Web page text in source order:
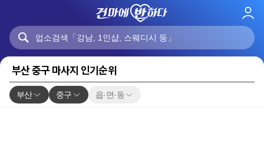
로
부산 중구 마사지 인기순위
부산 중구 읍·면·동